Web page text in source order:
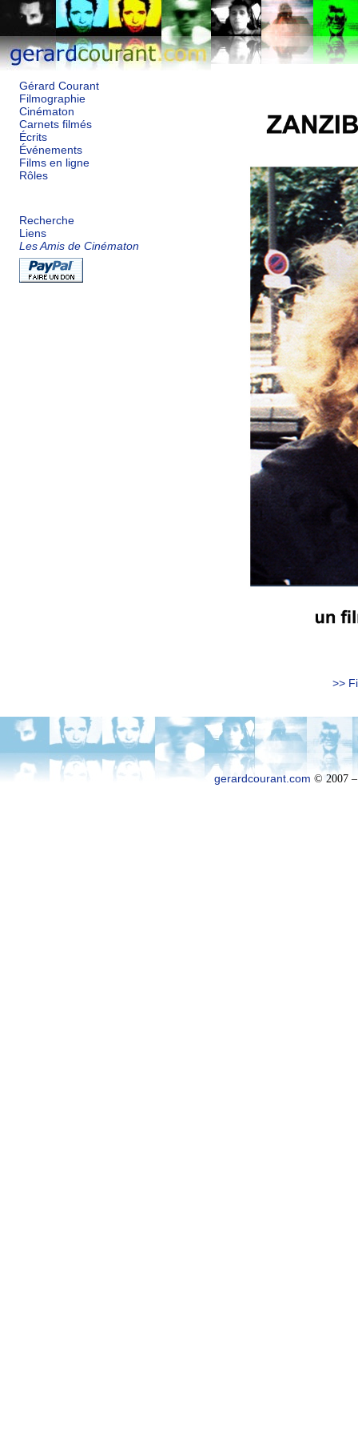
Gérard Courant
Filmographie
Cinématon
Carnets filmés
Écrits
Événements
Films en ligne
Rôles
Recherche
Liens
Les Amis de Cinématon
>>
gerardcourant.com © 2007